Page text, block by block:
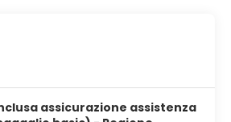
assicurazione assistenza